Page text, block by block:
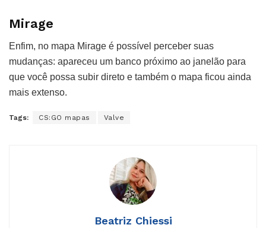
Mirage
Enfim, no mapa Mirage é possível perceber suas
mudanças: apareceu um banco próximo ao janelão para
que você possa subir direto e também o mapa ficou ainda
mais extenso.
Tags: CS:GO mapas Valve
Beatriz Chiessi